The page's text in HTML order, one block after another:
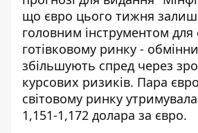
що євро цього тижня
головним інструментом для
готівковому ринку -
збільшують спред через
курсових ризиків. Пара
світовому ринку
1,151-1,172 долара за євро.